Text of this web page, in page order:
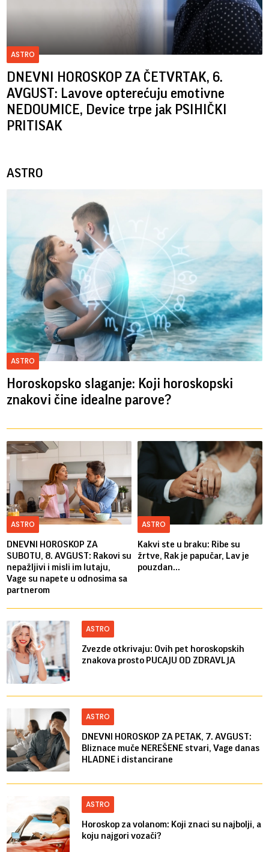
ASTRO
DNEVNI HOROSKOP ZA ČETVRTAK, 6.
AVGUST: Lavove opterećuju emotivne
NEDOUMICE, Device trpe jak PSIHIČKI
PRITISAK
ASTRO
ASTRO
Horoskopsko slaganje: Koji horoskopski
znakovi čine idealne parove?
ASTRO
DNEVNI HOROSKOP ZA
SUBOTU, 8. AVGUST: Rakovi su
nepažljivi i misli im lutaju,
Vage su napete u odnosima sa
partnerom
ASTRO
Kakvi ste u braku: Ribe su
žrtve, Rak je papučar, Lav je
pouzdan...
ASTRO
Zvezde otkrivaju: Ovih pet horoskopskih
znakova prosto PUCAJU OD ZDRAVLJA
ASTRO
DNEVNI HOROSKOP ZA PETAK, 7. AVGUST:
Bliznace muče NEREŠENE stvari, Vage danas
HLADNE i distancirane
ASTRO
Horoskop za volanom: Koji znaci su najbolji, a
koju najgori vozači?